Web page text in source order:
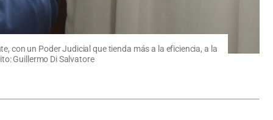
con un Poder Judicial que tienda más a la eficiencia, a la
Guillermo Di Salvatore